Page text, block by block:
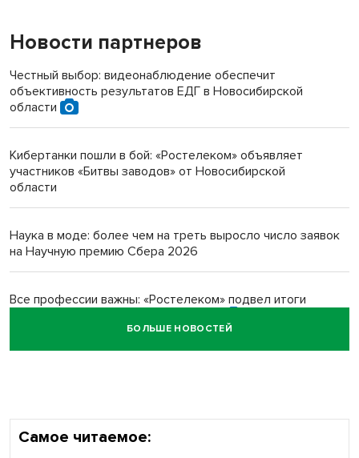
«Мы живём на пастбище!»: в новосибирском селе лошади
терроризируют жителей
Инвалид получил условный срок за избиение врачей
протезом под Новосибирском
Новосибирский преподаватель с женой вошли в топ-16
многодетных в России
Обновлённое отделение ВТБ открылось в Искитиме
Новости партнеров
Честный выбор: видеонаблюдение обеспечит
объективность результатов ЕДГ в Новосибирской
области
Кибертанки пошли в бой: «Ростелеком» объявляет
участников «Битвы заводов» от Новосибирской
области
Наука в моде: более чем на треть выросло число заявок
на Научную премию Сбера 2026
Все профессии важны: «Ростелеком» подвел итоги
БОЛЬШЕ НОВОСТЕЙ
Самое читаемое: